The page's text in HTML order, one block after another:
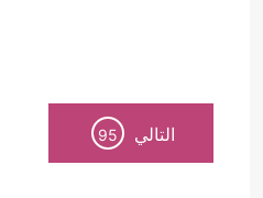
التالي 95